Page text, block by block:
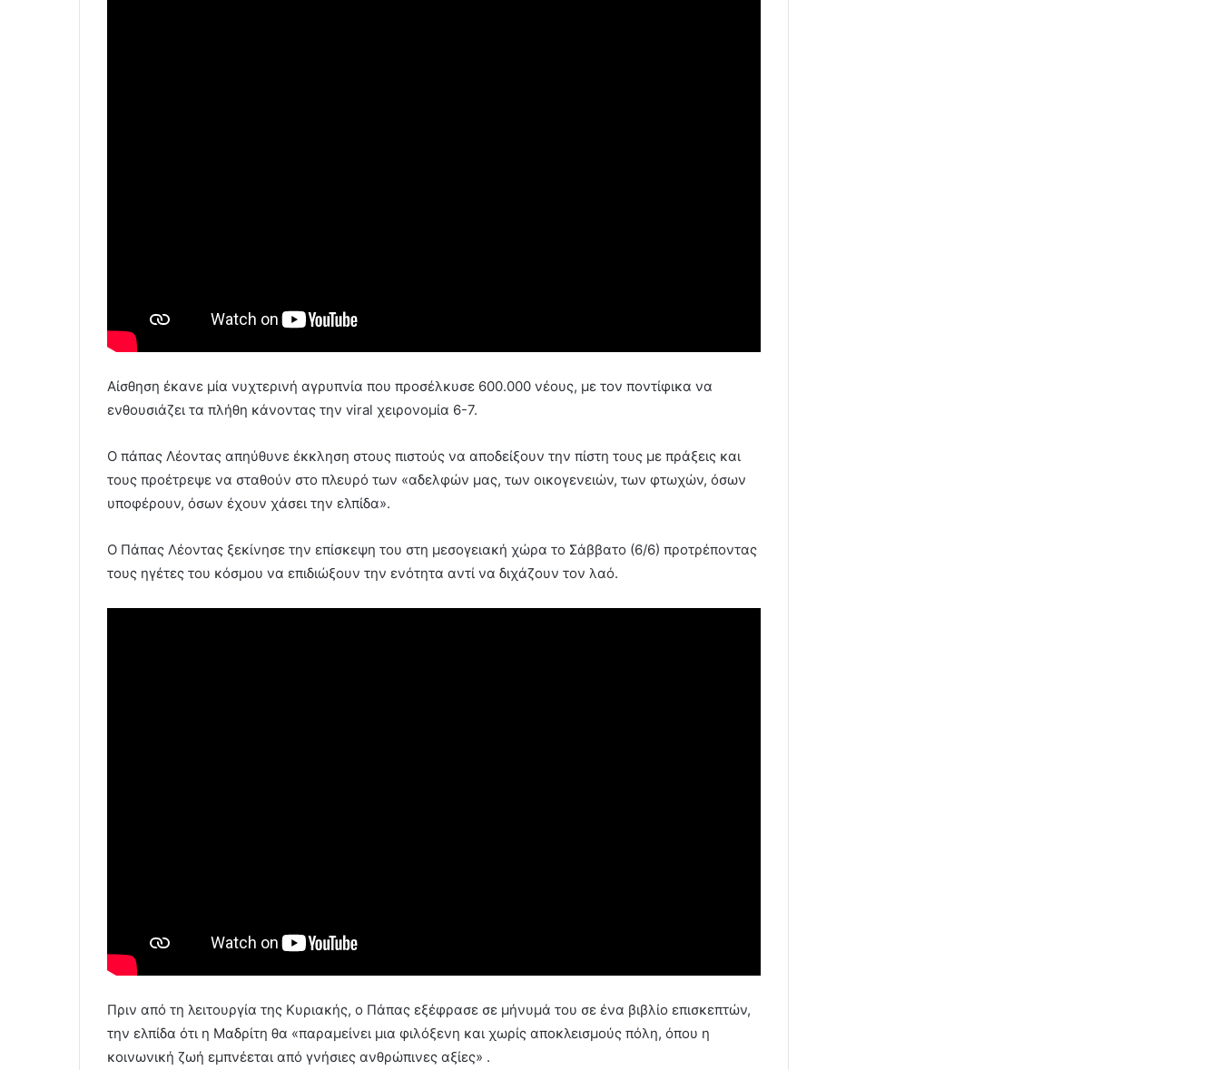
Αίσθηση έκανε μία νυχτερινή αγρυπνία που προσέλκυσε 600.000 νέους, με τον ποντίφικα να
ενθουσιάζει τα πλήθη κάνοντας την viral χειρονομία 6-7.
Ο πάπας Λέοντας απηύθυνε έκκληση στους πιστούς να αποδείξουν την πίστη τους με πράξεις και
τους προέτρεψε να σταθούν στο πλευρό των «αδελφών μας, των οικογενειών, των φτωχών, όσων
υποφέρουν, όσων έχουν χάσει την ελπίδα».
Ο Πάπας Λέοντας ξεκίνησε την επίσκεψη του στη μεσογειακή χώρα το Σάββατο (6/6) προτρέποντας
τους ηγέτες του κόσμου να επιδιώξουν την ενότητα αντί να διχάζουν τον λαό.
Πριν από τη λειτουργία της Κυριακής, ο Πάπας εξέφρασε σε μήνυμά του σε ένα βιβλίο επισκεπτών,
την ελπίδα ότι η Μαδρίτη θα «παραμείνει μια φιλόξενη και χωρίς αποκλεισμούς πόλη, όπου η
κοινωνική ζωή εμπνέεται από γνήσιες ανθρώπινες αξίες» .